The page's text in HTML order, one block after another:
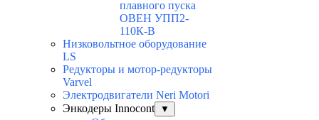
плавного пуска
ОВЕН УПП2-
110К-В
Низковольтное оборудование
LS
Редукторы и мотор-редукторы
Varvel
Электродвигатели Neri Motori
Энкодеры Innocont
▼